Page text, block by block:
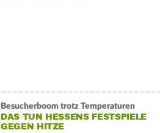
Besucherboom trotz Temperaturen
DAS TUN HESSENS FESTSPIELE
GEGEN HITZE